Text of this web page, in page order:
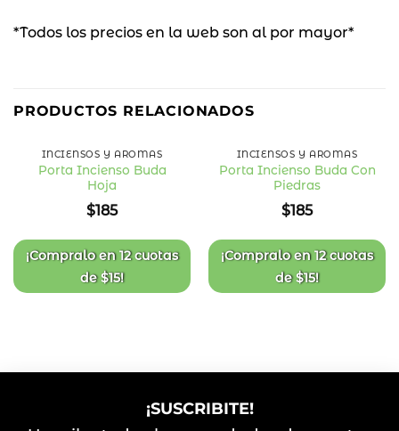
*Todos los precios en la web son al por mayor*
PRODUCTOS RELACIONADOS
INCIENSOS Y AROMAS
Porta Incienso Buda
Hoja
$185
¡Compralo en12 cuotas
de$15!
INCIENSOS Y AROMAS
Porta Incienso Buda Con
Piedras
$185
¡Compralo en12 cuotas
de$15!
¡SUSCRIBITE!